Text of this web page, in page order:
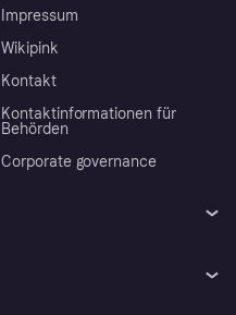
Impressum
Wikipink
Kontakt
Kontaktinformationen für
Behörden
Corporate governance